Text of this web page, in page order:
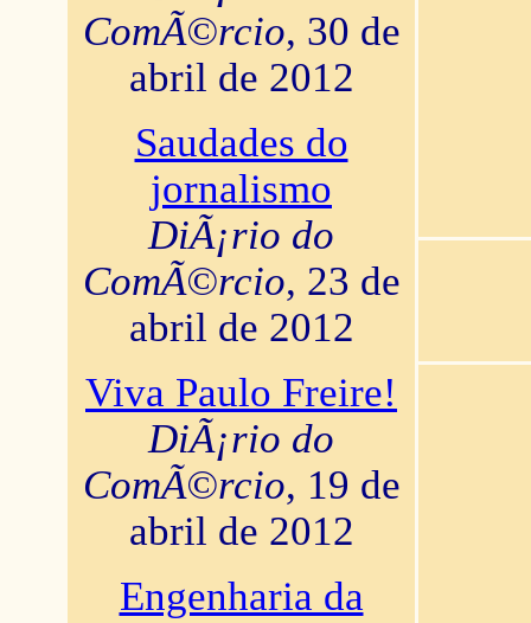
ComÃ©rcio, 30 de
abril de 2012
Saudades do
jornalismo
DiÃ¡rio do
ComÃ©rcio, 23 de
abril de 2012
Viva Paulo Freire!
DiÃ¡rio do
ComÃ©rcio, 19 de
abril de 2012
Engenharia da